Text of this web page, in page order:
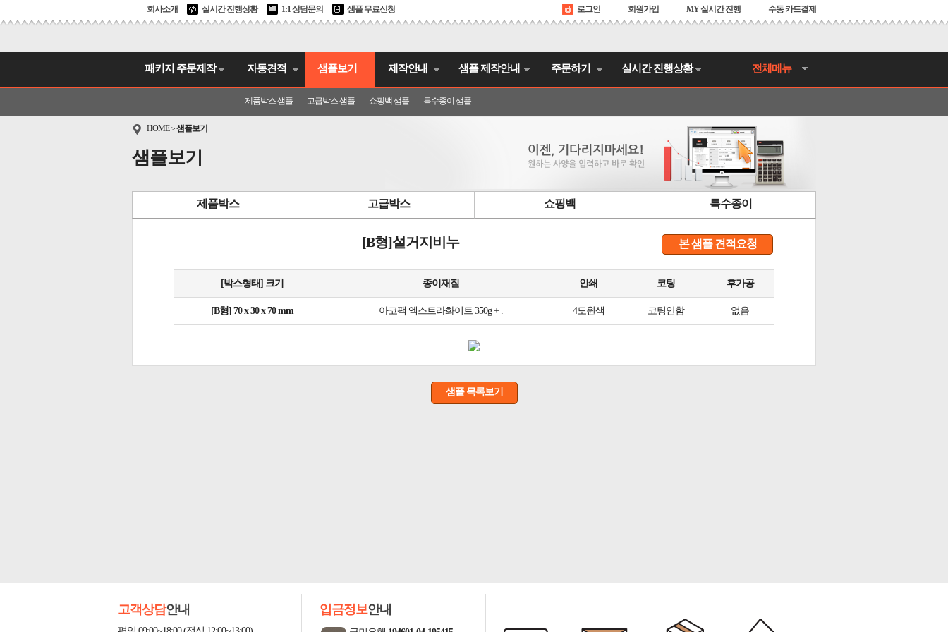
회사소개 실시간 진행상황 1:1 상담문의 샘플 무료신청 로그인 회원가입 MY 실시간 진행 수동 카드결제
전체메뉴
패키지 주문제작 자동견적 샘플보기
제품박스 샘플 고급박스 샘플 쇼핑백 샘플 특수종이 샘플
제작안내 샘플 제작안내 주문하기 실시간 진행상황
HOME>샘플보기
샘플보기
제품박스 고급박스 쇼핑백 특수종이
[B형]설거지비누 본 샘플 견적요청
[박스형태] 크기 종이재질 인쇄 코팅 후가공
[B형] 70 x 30 x 70 mm 아코팩 엑스트라화이트 350g + . 4도원색 코팅안함 없음
샘플 목록보기
고객상담안내 입금정보안내